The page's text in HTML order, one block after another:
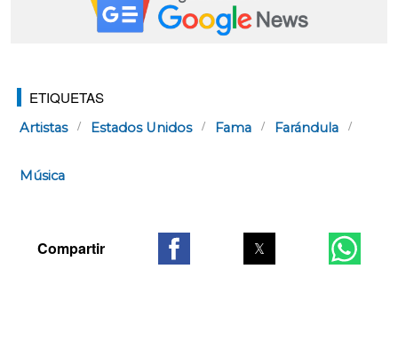
ETIQUETAS
Artistas Estados Unidos Fama Farándula
Música